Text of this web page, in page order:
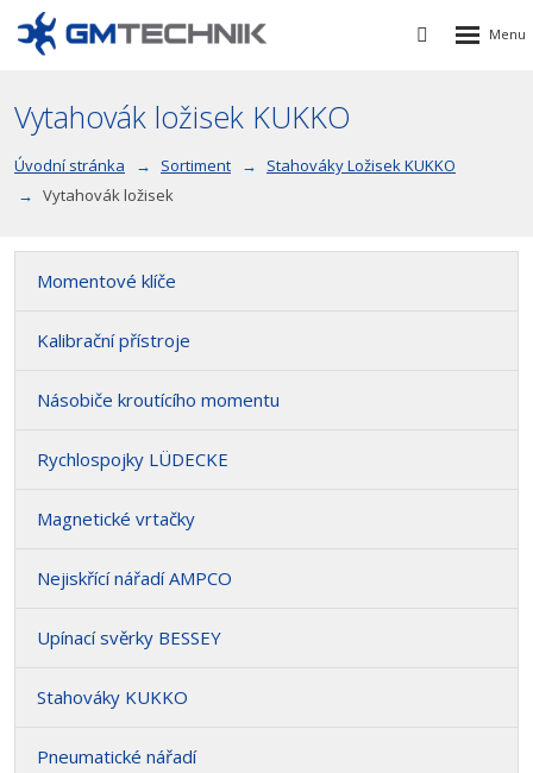
Vyhledávání
Rozbalení
Vytahovák ložisek KUKKO
Úvodní stránka Sortiment
Stahováky Ložisek KUKKO
Vytahovák ložisek
Momentové klíče
Kalibrační přístroje
Násobiče kroutícího momentu
Rychlospojky LÜDECKE
Magnetické vrtačky
Nejiskřící nářadí AMPCO
Upínací svěrky BESSEY
Stahováky KUKKO
Pneumatické nářadí